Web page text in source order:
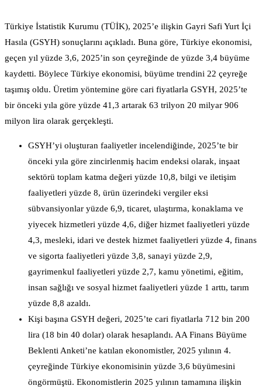
Türkiye İstatistik Kurumu (TÜİK), 2025’e ilişkin Gayri Safi Yurt İçi
Hasıla (GSYH) sonuçlarını açıkladı. Buna göre, Türkiye ekonomisi,
geçen yıl yüzde 3,6, 2025’in son çeyreğinde de yüzde 3,4 büyüme
kaydetti. Böylece Türkiye ekonomisi, büyüme trendini 22 çeyreğe
taşımış oldu. Üretim yöntemine göre cari fiyatlarla GSYH, 2025’te
bir önceki yıla göre yüzde 41,3 artarak 63 trilyon 20 milyar 906
milyon lira olarak gerçekleşti.
GSYH’yi oluşturan faaliyetler incelendiğinde, 2025’te bir
önceki yıla göre zincirlenmiş hacim endeksi olarak, inşaat
sektörü toplam katma değeri yüzde 10,8, bilgi ve iletişim
faaliyetleri yüzde 8, ürün üzerindeki vergiler eksi
sübvansiyonlar yüzde 6,9, ticaret, ulaştırma, konaklama ve
yiyecek hizmetleri yüzde 4,6, diğer hizmet faaliyetleri yüzde
4,3, mesleki, idari ve destek hizmet faaliyetleri yüzde 4, finans
ve sigorta faaliyetleri yüzde 3,8, sanayi yüzde 2,9,
gayrimenkul faaliyetleri yüzde 2,7, kamu yönetimi, eğitim,
insan sağlığı ve sosyal hizmet faaliyetleri yüzde 1 arttı, tarım
yüzde 8,8 azaldı.
Kişi başına GSYH değeri, 2025’te cari fiyatlarla 712 bin 200
lira (18 bin 40 dolar) olarak hesaplandı. AA Finans Büyüme
Beklenti Anketi’ne katılan ekonomistler, 2025 yılının 4.
çeyreğinde Türkiye ekonomisinin yüzde 3,6 büyümesini
öngörmüştü. Ekonomistlerin 2025 yılının tamamına ilişkin